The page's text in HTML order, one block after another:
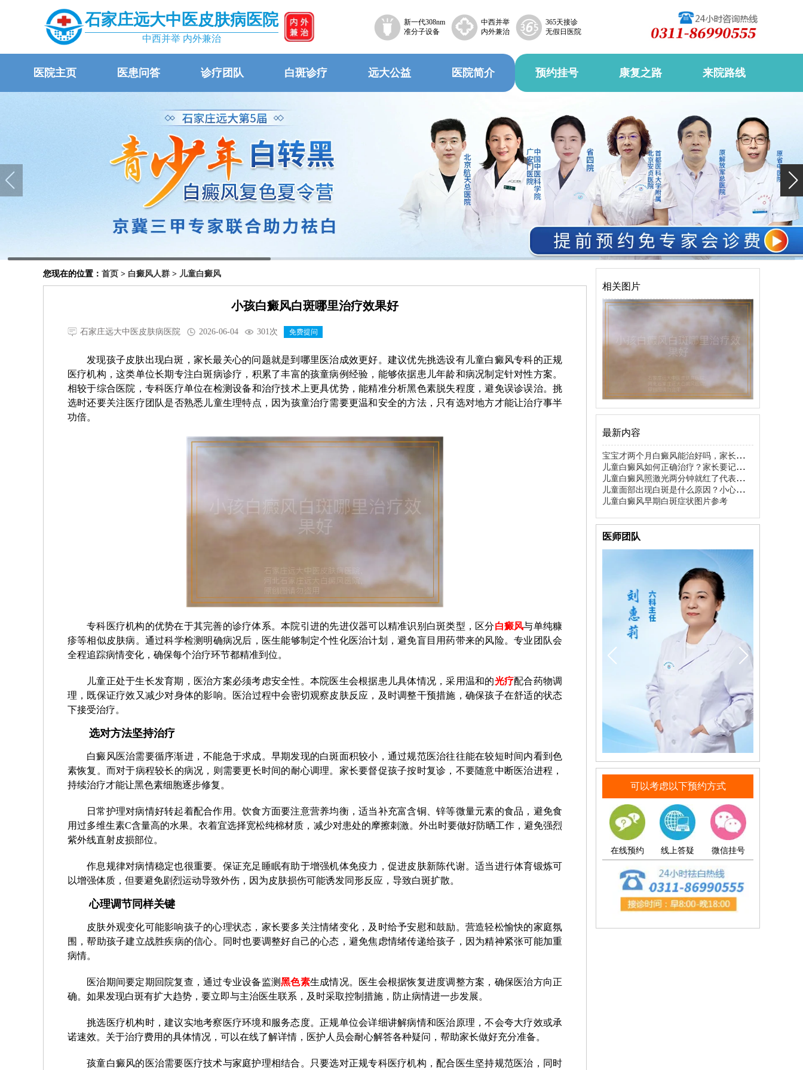
石家庄远大中医皮肤病医院
中西并举 内外兼治
新一代308nm
准分子设备
中西并举
内外兼治
365天接诊
无假日医院
医院主页 医患问答 诊疗团队 白斑诊疗 远大公益 医院简介 预约挂号 康复之路 来院路线
您现在的位置： 首页 > 白癜风人群 > 儿童白癜风
小孩白癜风白斑哪里治疗效果好
石家庄远大中医皮肤病医院 2026-06-04 301次 免费提问
发现孩子皮肤出现白斑，家长最关心的问题就是到哪里医治成效更好。建议优先挑选设有儿童白癜风专科的正规
医疗机构，这类单位长期专注白斑病诊疗，积累了丰富的孩童病例经验，能够依据患儿年龄和病况制定针对性方案。
相较于综合医院，专科医疗单位在检测设备和治疗技术上更具优势，能精准分析黑色素脱失程度，避免误诊误治。挑
选时还要关注医疗团队是否熟悉儿童生理特点，因为孩童治疗需要更温和安全的方法，只有选对地方才能让治疗事半
功倍。
专科医疗机构的优势在于其完善的诊疗体系。本院引进的先进仪器可以精准识别白斑类型，区分白癜风与单纯糠
疹等相似皮肤病。通过科学检测明确病况后，医生能够制定个性化医治计划，避免盲目用药带来的风险。专业团队会
全程追踪病情变化，确保每个治疗环节都精准到位。
儿童正处于生长发育期，医治方案必须考虑安全性。本院医生会根据患儿具体情况，采用温和的光疗配合药物调
理，既保证疗效又减少对身体的影响。医治过程中会密切观察皮肤反应，及时调整干预措施，确保孩子在舒适的状态
下接受治疗。
选对方法坚持治疗
白癜风医治需要循序渐进，不能急于求成。早期发现的白斑面积较小，通过规范医治往往能在较短时间内看到色
素恢复。而对于病程较长的病况，则需要更长时间的耐心调理。家长要督促孩子按时复诊，不要随意中断医治进程，
持续治疗才能让黑色素细胞逐步修复。
日常护理对病情好转起着配合作用。饮食方面要注意营养均衡，适当补充富含铜、锌等微量元素的食品，避免食
用过多维生素C含量高的水果。衣着宜选择宽松纯棉材质，减少对患处的摩擦刺激。外出时要做好防晒工作，避免强烈
紫外线直射皮损部位。
作息规律对病情稳定也很重要。保证充足睡眠有助于增强机体免疫力，促进皮肤新陈代谢。适当进行体育锻炼可
以增强体质，但要避免剧烈运动导致外伤，因为皮肤损伤可能诱发同形反应，导致白斑扩散。
心理调节同样关键
皮肤外观变化可能影响孩子的心理状态，家长要多关注情绪变化，及时给予安慰和鼓励。营造轻松愉快的家庭氛
围，帮助孩子建立战胜疾病的信心。同时也要调整好自己的心态，避免焦虑情绪传递给孩子，因为精神紧张可能加重
病情。
医治期间要定期回院复查，通过专业设备监测黑色素生成情况。医生会根据恢复进度调整方案，确保医治方向正
确。如果发现白斑有扩大趋势，要立即与主治医生联系，及时采取控制措施，防止病情进一步发展。
挑选医疗机构时，建议实地考察医疗环境和服务态度。正规单位会详细讲解病情和医治原理，不会夸大疗效或承
诺速效。关于治疗费用的具体情况，可以在线了解详情，医护人员会耐心解答各种疑问，帮助家长做好充分准备。
孩童白癜风的医治需要医疗技术与家庭护理相结合。只要选对正规专科医疗机构，配合医生坚持规范医治，同时
相关图片
最新内容
宝宝才两个月白癜风能治好吗，家长先别
慌
儿童白癜风如何正确治疗？家长要记住这
几点
儿童白癜风照激光两分钟就红了代表啥情
况
儿童面部出现白斑是什么原因？小心这几
种常见情况
儿童白癜风早期白斑症状图片参考
医师团队
可以考虑以下预约方式
在线预约 线上答疑 微信挂号